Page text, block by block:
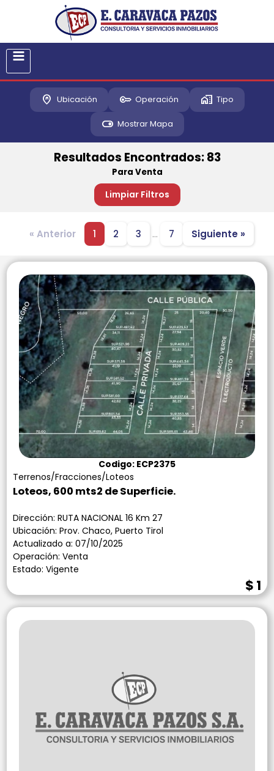
Inicio
Quiero Alquilar
Quiero Comprar
Quiero Vender
La Empresa
Servicios
Contacto
home_pin Ubicación key Operación home_work Tipo
toggle_on Mostrar Mapa
Resultados Encontrados:83
Para Venta
Limpiar Filtros
« Anterior 1 2 3 … 7 Siguiente »
Codigo: ECP2375
Terrenos/Fracciones/Loteos
Loteos, 600 mts2 de Superficie.
Dirección: RUTA NACIONAL 16 Km 27
Ubicación: Prov. Chaco, Puerto Tirol
Actualizado a: 07/10/2025
Operación: Venta
Estado: Vigente
$ 1